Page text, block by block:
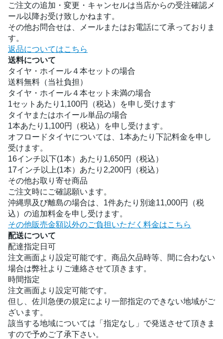
ご注文の追加・変更・キャンセルは当店からの受注確認メ
ール以降お受け致しかねます。
その他お問合せは、メールまたはお電話にて承っておりま
す。
返品についてはこちら
送料について
タイヤ・ホイール４本セットの場合
送料無料（当社負担）
タイヤ・ホイール４本セット未満の場合
1セットあたり1,100円（税込）を申し受けます
タイヤまたはホイール単品の場合
1本あたり1,100円（税込）を申し受けます。
オフロードタイヤについては、1本あたり下記料金を申し
受けます。
16インチ以下(1本）あたり1,650円（税込）
17インチ以上(1本）あたり2,200円（税込）
その他お取り寄せ商品
ご注文時にご確認願います。
沖縄県及び離島の場合は、1件あたり別途11,000円（税
込）の追加料金を申し受けます。
その他販売金額以外のご負担いただく料金はこちら
配送について
配達指定日可
注文画面より設定可能です。商品欠品時等、間に合わない
場合は弊社よりご連絡させて頂きます。
時間指定
注文画面より設定可能です。
但し、佐川急便の規定により一部指定のできない地域がご
ざいます。
該当する地域については「指定なし」で発送させて頂きま
すので予めご了承下さい。